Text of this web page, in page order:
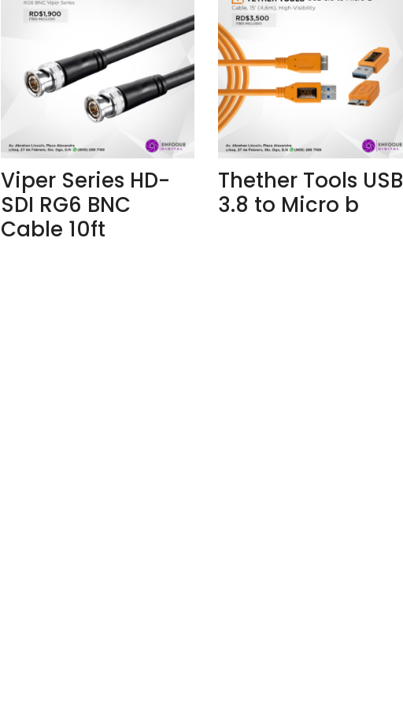
Viper Series HD-
SDI RG6 BNC
Cable 10ft
Thether Tools USB
3.8 to Micro b